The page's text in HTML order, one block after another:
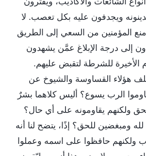
ويجدفون عليه بكل تعصب. لا
المؤمنين من السعي إلى الطريق
إلى درجة الإبلاغ عمَّن يشهدون
الأخيرة للشرطة لتقبض عليهم.
هؤلاء القساوسة والشيوخ عن
الرب يسوع؟ أليس كلاهما بشرٌ
ولكنهم يقاومونه على أي حال؟
ومبغضين للحق؟ إذًا، يتضح لنا أنه
ولكنهم حافظوا على اسمه وعملوا